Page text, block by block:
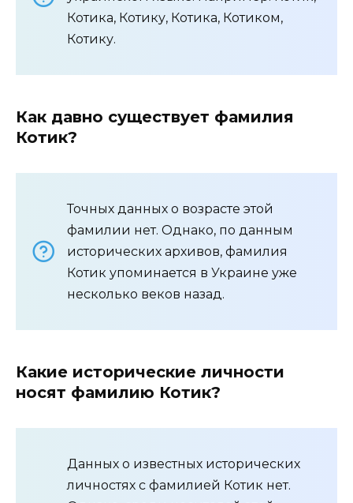
Котика, Котику, Котика, Котиком,
Котику.
Как давно существует фамилия
Котик?
Точных данных о возрасте этой
фамилии нет. Однако, по данным
исторических архивов, фамилия
Котик упоминается в Украине уже
несколько веков назад.
Какие исторические личности
носят фамилию Котик?
Данных о известных исторических
личностях с фамилией Котик нет.